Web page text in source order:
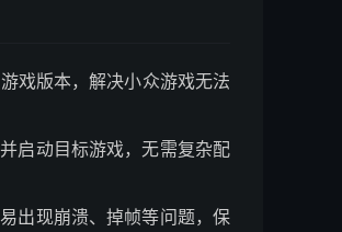
戏版本，解决小众游戏无法
启动目标游戏，无需复杂配
出现崩溃、掉帧等问题，保